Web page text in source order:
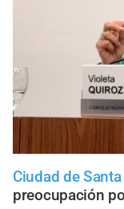
Ciudad de Santa
preocupación